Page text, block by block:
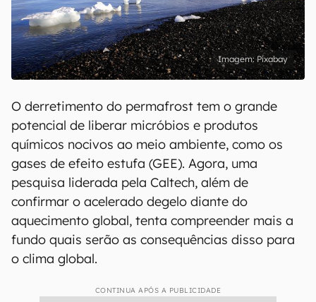
Pixabay
O derretimento do permafrost tem o grande
potencial de liberar micróbios e produtos
químicos nocivos ao meio ambiente, como os
gases de efeito estufa (GEE). Agora, uma
pesquisa liderada pela Caltech, além de
confirmar o acelerado degelo diante do
aquecimento global, tenta compreender mais a
fundo quais serão as consequências disso para
o clima global.
CONTINUA APÓS A PUBLICIDADE